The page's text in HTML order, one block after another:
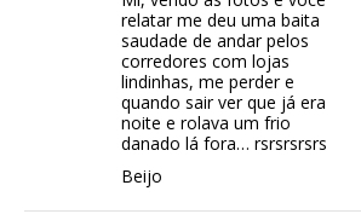
relatar me deu uma baita
saudade de andar pelos
corredores com lojas
lindinhas, me perder e
quando sair ver que já era
noite e rolava um frio
danado lá fora… rsrsrsrsrs
Beijo